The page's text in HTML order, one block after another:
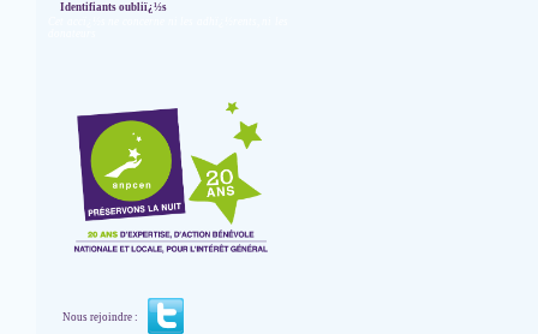
Identifiants oubliï¿½s
Nous rejoindre :